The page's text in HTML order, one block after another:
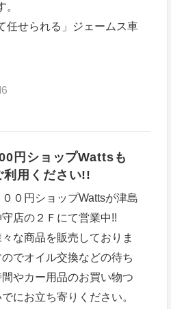
任せられる」ジェームス車
円ショップWattsも
利用ください!!
００円ショップWattsが津島
守店の２Ｆにて営業中!!
々な商品を販売しておりま
のでオイル交換などの待ち
間やカー用品のお買い物つ
でにお立ち寄りください。